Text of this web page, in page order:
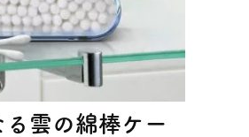
雲の綿棒ケー